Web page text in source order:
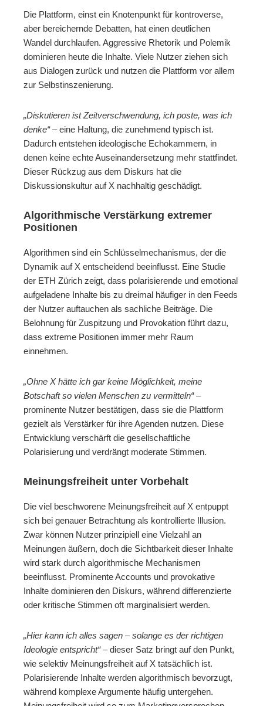
Die Plattform, einst ein Knotenpunkt für kontroverse,
aber bereichernde Debatten, hat einen deutlichen
Wandel durchlaufen. Aggressive Rhetorik und Polemik
dominieren heute die Inhalte. Viele Nutzer ziehen sich
aus Dialogen zurück und nutzen die Plattform vor allem
zur Selbstinszenierung.
„Diskutieren ist Zeitverschwendung, ich poste, was ich
denke“– eine Haltung, die zunehmend typisch ist.
Dadurch entstehen ideologische Echokammern, in
denen keine echte Auseinandersetzung mehr stattfindet.
Dieser Rückzug aus dem Diskurs hat die
Diskussionskultur auf X nachhaltig geschädigt.
Algorithmische Verstärkung extremer
Positionen
Algorithmen sind ein Schlüsselmechanismus, der die
Dynamik auf X entscheidend beeinflusst. Eine Studie
der ETH Zürich zeigt, dass polarisierende und emotional
aufgeladene Inhalte bis zu dreimal häufiger in den Feeds
der Nutzer auftauchen als sachliche Beiträge. Die
Belohnung für Zuspitzung und Provokation führt dazu,
dass extreme Positionen immer mehr Raum
einnehmen.
„Ohne X hätte ich gar keine Möglichkeit, meine
Botschaft so vielen Menschen zu vermitteln“–
prominente Nutzer bestätigen, dass sie die Plattform
gezielt als Verstärker für ihre Agenden nutzen. Diese
Entwicklung verschärft die gesellschaftliche
Polarisierung und verdrängt moderate Stimmen.
Meinungsfreiheit unter Vorbehalt
Die viel beschworene Meinungsfreiheit auf X entpuppt
sich bei genauer Betrachtung als kontrollierte Illusion.
Zwar können Nutzer prinzipiell eine Vielzahl an
Meinungen äußern, doch die Sichtbarkeit dieser Inhalte
wird stark durch algorithmische Mechanismen
beeinflusst. Prominente Accounts und provokative
Inhalte dominieren den Diskurs, während differenzierte
oder kritische Stimmen oft marginalisiert werden.
„Hier kann ich alles sagen – solange es der richtigen
Ideologie entspricht“– dieser Satz bringt auf den Punkt,
wie selektiv Meinungsfreiheit auf X tatsächlich ist.
Polarisierende Inhalte werden algorithmisch bevorzugt,
während komplexe Argumente häufig untergehen.